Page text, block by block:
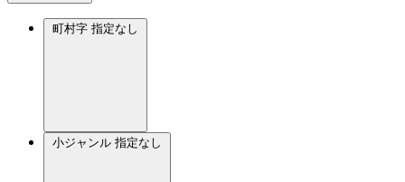
町村字 指定なし
小ジャンル 指定なし